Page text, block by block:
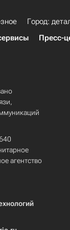
Город:
Пресс-
агентство